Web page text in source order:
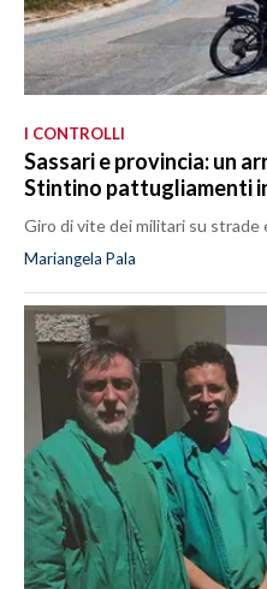
I CONTROLLI
Sassari e provincia: un
Stintino pattugliamenti
Giro di vite dei militari su strade
Mariangela Pala